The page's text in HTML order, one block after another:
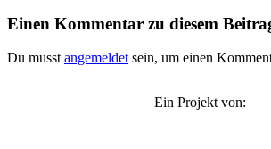
Einen Kommentar zu diesem
Du musstangemeldetsein, um einen
Ein Projekt von: